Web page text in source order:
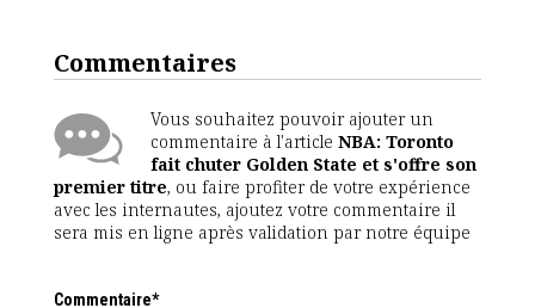
Commentaires
Vous souhaitez pouvoir ajouter un
commentaire à l'article NBA: Toronto
fait chuter Golden State et s'offre son
premier titre, ou faire profiter de votre expérience
avec les internautes, ajoutez votre commentaire il
sera mis en ligne après validation par notre équipe
Commentaire*